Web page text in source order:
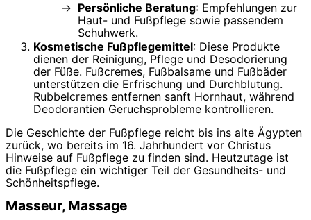
Persönliche Beratung: Empfehlungen zur
Haut- und Fußpflege sowie passendem
Schuhwerk.
Kosmetische Fußpflegemittel: Diese Produkte
dienen der Reinigung, Pflege und Desodorierung
der Füße. Fußcremes, Fußbalsame und Fußbäder
unterstützen die Erfrischung und Durchblutung.
Rubbelcremes entfernen sanft Hornhaut, während
Deodorantien Geruchsprobleme kontrollieren.
Die Geschichte der Fußpflege reicht bis ins alte Ägypten
zurück, wo bereits im 16. Jahrhundert vor Christus
Hinweise auf Fußpflege zu finden sind. Heutzutage ist
die Fußpflege ein wichtiger Teil der Gesundheits- und
Schönheitspflege.
Masseur, Massage